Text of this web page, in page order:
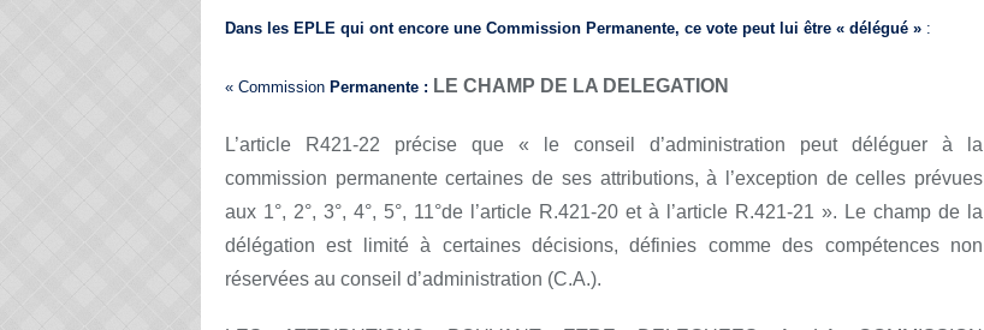
Dans les EPLE qui ont encore une Commission Permanente, ce vote peut lui être « délégué » :
« Commission Permanente : LE CHAMP DE LA DELEGATION
L’article R421-22 précise que « le conseil d’administration peut déléguer à la
commission permanente certaines de ses attributions, à l’exception de celles prévues
aux 1°, 2°, 3°, 4°, 5°, 11°de l’article R.421-20 et à l’article R.421-21 ». Le champ de la
délégation est limité à certaines décisions, définies comme des compétences non
réservées au conseil d’administration (C.A.).